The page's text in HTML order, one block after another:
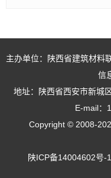
主办单位：陕西省建筑材料
信
地址：陕西省西安市新城
E-mail：
Copyright © 2008-
陕ICP备14004602号-1